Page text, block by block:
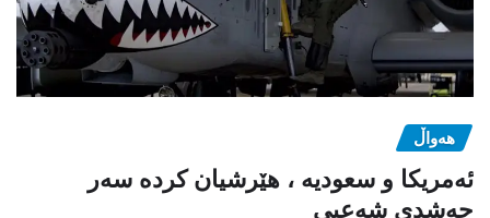
هەواڵ
ئەمریکا و سعودیە ، هێرشیان کردە سەر
حەشدی شەعبی